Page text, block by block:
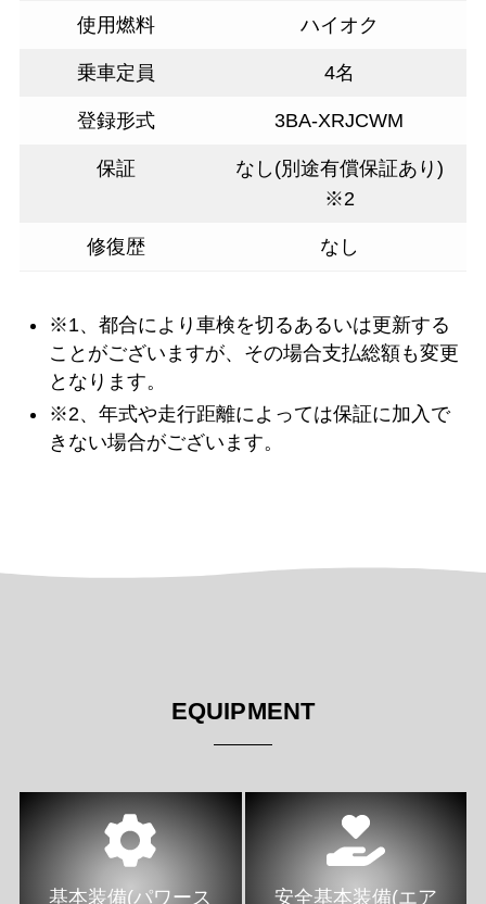
使用燃料 ハイオク
乗車定員 4名
登録形式 3BA-XRJCWM
保証
なし(別途有償保証あり)
※2
修復歴 なし
※1、都合により車検を切るあるいは更新する
ことがございますが、その場合支払総額も変更
となります。
※2、年式や走行距離によっては保証に加入で
きない場合がございます。
EQUIPMENT
基本装備(パワース 安全基本装備(エア